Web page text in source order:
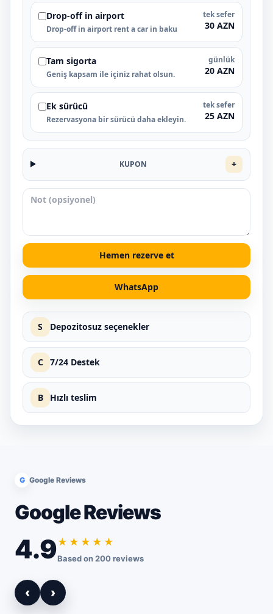
Drop-off in airport
Drop-off in airport rent a car in baku
tek sefer
30 AZN
Tam sigorta
Geniş kapsam ile içiniz rahat olsun.
günlük
20 AZN
Ek sürücü
Rezervasyona bir sürücü daha ekleyin.
tek sefer
25 AZN
KUPON +
Hemen rezerve et
WhatsApp
S Depozitosuz seçenekler
C 7/24 Destek
B Hızlı teslim
G Google Reviews
Google Reviews
4.9★★★★★
Based on 200 reviews
‹ ›